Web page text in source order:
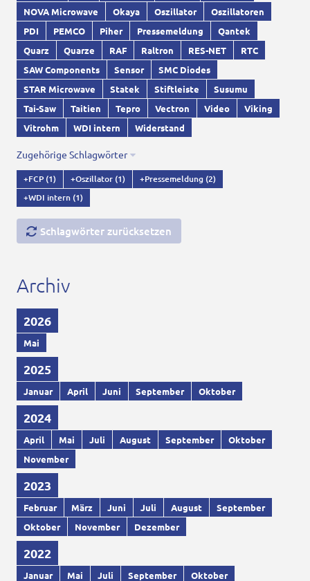
NOVA Microwave Okaya Oszillator
Oszillatoren
PDI
PEMCO Piher Pressemeldung
Qantek
Quarz
Quarze RAF Raltron RES-NET
RTC
SAW Components
Sensor
SMC Diodes
STAR Microwave
Statek Stiftleiste
Susumu
Tai-Saw
Taitien Tepro Vectron Video
Viking
Vitrohm
WDI intern Widerstand
Zugehörige Schlagwörter
+FCP (1) +Oszillator (1) +Pressemeldung (2)
+WDI intern (1)
Schlagwörter zurücksetzen
Archiv
2026
Mai
2025
Januar April Juni September Oktober
2024
April Mai Juli August September
Oktober
November
2023
Februar März Juni Juli August
September
Oktober
November Dezember
2022
Januar Mai Juli September
Oktober